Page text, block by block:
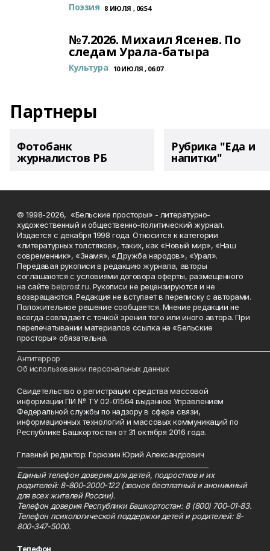
Поэзия 8 ИЮЛЯ , 06:54
№7.2026. Михаил Ясенев. По
следам Урала-батыра
Культура 10 ИЮЛЯ , 06:07
Партнеры
Фотобанк
журналистов РБ
Рубрика "Еда и
напитки"
© 1998-2026, «Бельские просторы» - литературно-
художественный и общественно-политический журнал.
Издается с декабря 1998 года. Относится к категории
«литературных толстяков», таких, как «Новый мир», «Наш
современник», «Знамя», «Дружба народов», «Урал».
Передавая рукописи в редакцию журнала, авторы
соглашаются с условиями договора оферты, размещенного
на сайтеbelprost.ru. Рукописи не рецензируются и не
возвращаются. Редакция не вступает в переписку с авторами.
Положительное решение сообщается. Мнение редакции не
всегда совпадает с точкой зрения того или иного автора. При
перепечатывании материалов ссылка на «Бельские
просторы» обязательна.
Антитеррор
Об использовании персональных данных
Свидетельство о регистрации средства массовой
информации ПИ № ТУ 02-01564 выданное Управлением
Федеральной службы по надзору в сфере связи,
информационных технологий и массовых коммуникаций по
Республике Башкортостан от 31 октября 2016 года.
Главный редактор: Горюхин Юрий Александрович
Единый телефон доверия для детей, подростков и их
родителей: 8-800-2000-122 (звонок бесплатный и анонимный
для всех жителей России).
Телефон доверия Республики Башкортостан: 8 (800) 700-01-83.
Телефон психологической поддержки детей и родителей: 8-
800-347-5000.
Телефон